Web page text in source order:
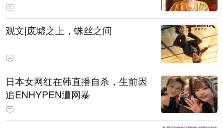
观文|废墟之上，蛛丝之间
日本女网红在韩直播自杀，生前因
追ENHYPEN遭网暴